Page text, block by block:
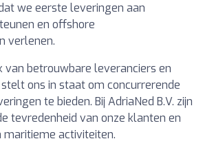
we eerste leveringen aan
en offshore
verlenen.
van betrouwbare leveranciers en
ons in staat om concurrerende
te bieden. Bij AdriaNed B.V. zijn
tevredenheid van onze klanten en
maritieme activiteiten.